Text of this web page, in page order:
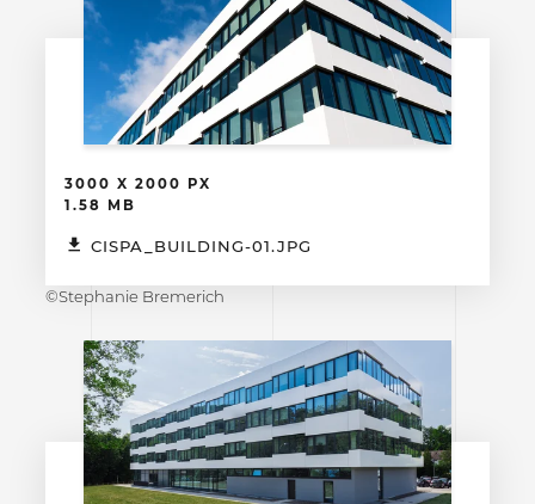
3000 X 2000 PX
1.58 MB
CISPA_BUILDING-01.JPG
©Stephanie Bremerich